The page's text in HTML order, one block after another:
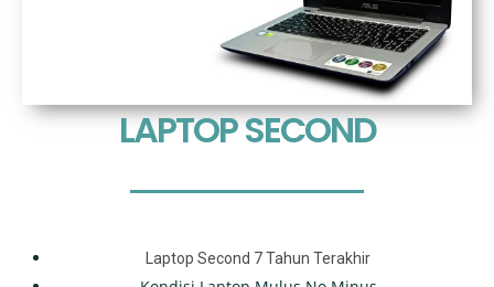
LAPTOP SECOND
Laptop Second 7 Tahun Terakhir